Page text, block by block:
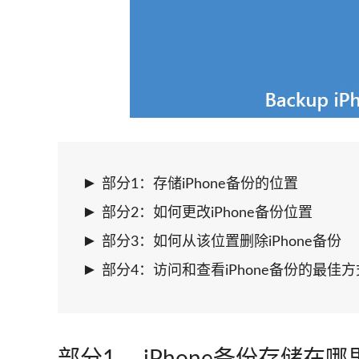
部分1：存储iPhone备份的位置
部分2：如何更改iPhone备份位置
部分3：如何从该位置删除iPhone备份
部分4：访问和查看iPhone备份的最佳方